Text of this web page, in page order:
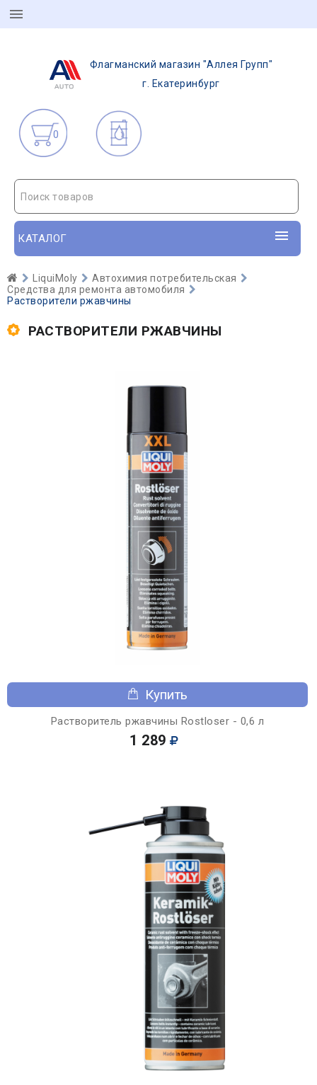
Флагманский магазин "Аллея Групп"
г. Екатеринбург
0
Поиск товаров
КАТАЛОГ
LiquiMoly
Автохимия потребительская
Средства для ремонта автомобиля
Растворители ржавчины
РАСТВОРИТЕЛИ РЖАВЧИНЫ
Купить
Растворитель ржавчины Rostloser - 0,6 л
1 289